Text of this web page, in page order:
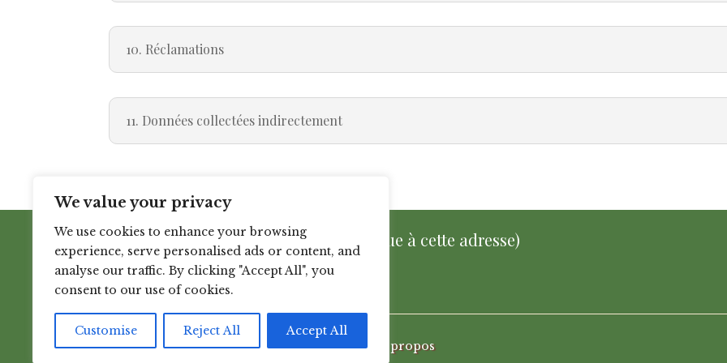
We value your privacy
We use cookies to enhance your browsing
experience, serve personalised ads or content, and
analyse our traffic. By clicking "Accept All", you
consent to our use of cookies.
Customise Reject All Accept All
10. Réclamations
11. Données collectées indirectement
 Mon atelier (pas de boutique à cette adresse)
2 route Neuve – Contrières
F-50660 Quettreville-sur-Sienne
CGU & CGV Politique de confidentialité A propos